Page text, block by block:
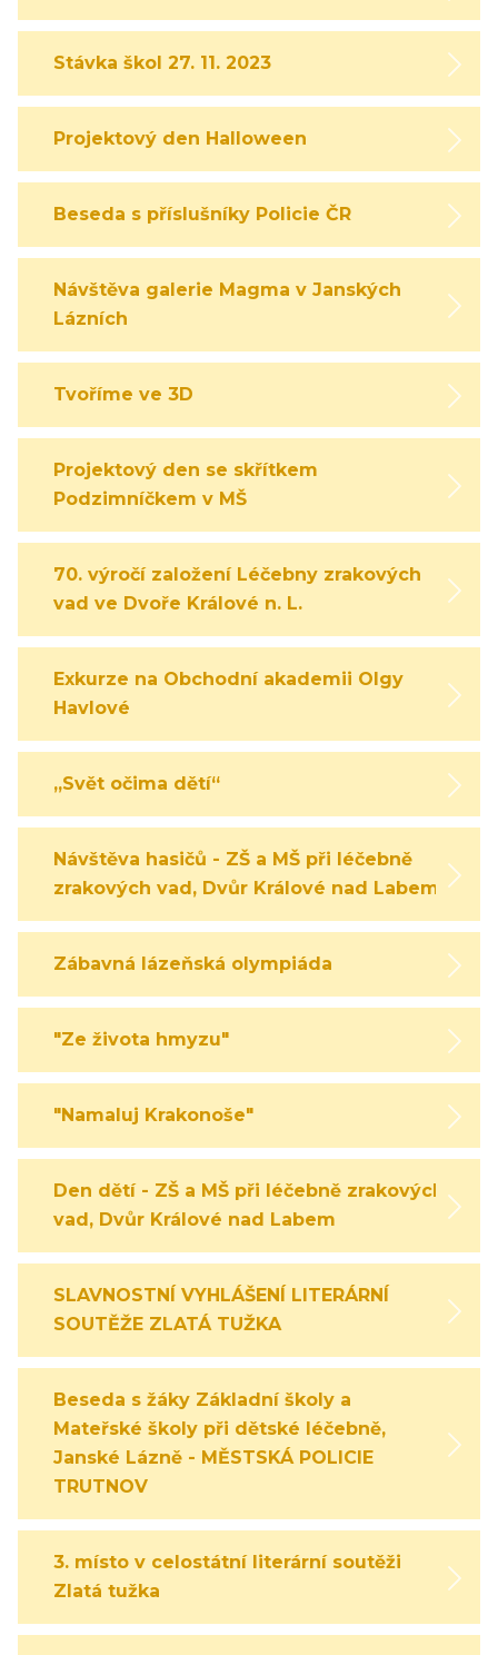
Stávka škol 27. 11. 2023
Projektový den Halloween
Beseda s příslušníky Policie ČR
Návštěva galerie Magma v Janských
Lázních
Tvoříme ve 3D
Projektový den se skřítkem
Podzimníčkem v MŠ
70. výročí založení Léčebny zrakových
vad ve Dvoře Králové n. L.
Exkurze na Obchodní akademii Olgy
Havlové
„Svět očima dětí“
Návštěva hasičů - ZŠ a MŠ při léčebně
zrakových vad, Dvůr Králové nad Labem
Zábavná lázeňská olympiáda
"Ze života hmyzu"
"Namaluj Krakonoše"
Den dětí - ZŠ a MŠ při léčebně zrakových
vad, Dvůr Králové nad Labem
SLAVNOSTNÍ VYHLÁŠENÍ LITERÁRNÍ
SOUTĚŽE ZLATÁ TUŽKA
Beseda s žáky Základní školy a
Mateřské školy při dětské léčebně,
Janské Lázně - MĚSTSKÁ POLICIE
TRUTNOV
3. místo v celostátní literární soutěži
Zlatá tužka